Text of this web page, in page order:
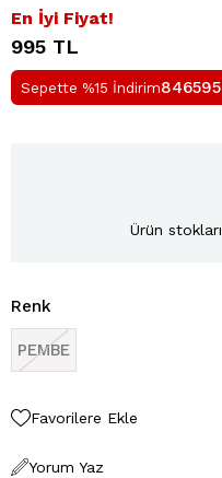
En İyi Fiyat!
995 TL
Sepette %15 İndirim
Ürün
Renk
PEMBE
Favorilere Ekle
Yorum Yaz